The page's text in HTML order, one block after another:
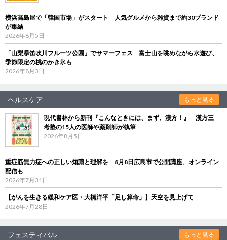
横浜高島屋で「韓国市場」がスタート 人気グルメから雑貨まで約30ブランド
が集結
2026年8月5日
「山梨県笛吹川フルーツ公園」でサマーフェス 富士山を眺めながら水遊び、
季節限定の桃のかき氷も
2026年8月3日
ヘルスケア もっと見る
現代書林から新刊『こんなときには、まず、漢方！』 漢方三
考塾の15人の医師や薬剤師が執筆
2026年8月5日
重症筋無力症への正しい知識と理解を 8月8日広島市で公開講座、オンライン
配信も
2026年7月31日
【がんを生きる緩和ケア医・大橋洋平「足し算命」】天空を見上げて
2026年7月28日
フェスティバル もっと見る